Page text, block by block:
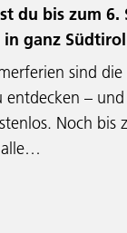
du bis zum 6.
in ganz
sind
entdecken –
Noch bis